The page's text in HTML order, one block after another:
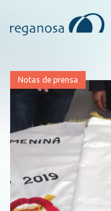
Notas de prensa